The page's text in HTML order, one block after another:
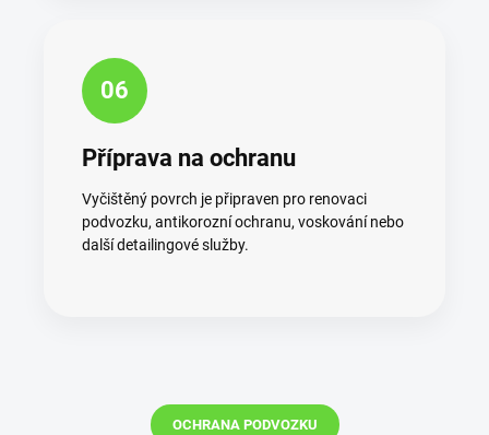
06
Příprava na ochranu
Vyčištěný povrch je připraven pro renovaci
podvozku, antikorozní ochranu, voskování nebo
další detailingové služby.
OCHRANA PODVOZKU